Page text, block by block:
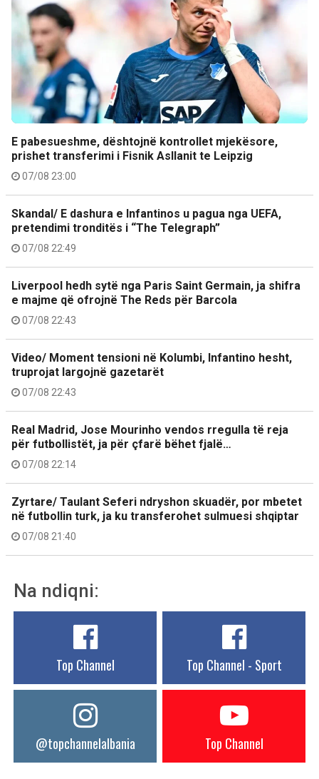
E pabesueshme, dështojnë kontrollet mjekësore,
prishet transferimi i Fisnik Asllanit te Leipzig
07/08 23:00
Skandal/ E dashura e Infantinos u pagua nga UEFA,
pretendimi tronditës i “The Telegraph”
07/08 22:49
Liverpool hedh sytë nga Paris Saint Germain, ja shifra
e majme që ofrojnë The Reds për Barcola
07/08 22:43
Video/ Moment tensioni në Kolumbi, Infantino hesht,
truprojat largojnë gazetarët
07/08 22:43
Real Madrid, Jose Mourinho vendos rregulla të reja
për futbollistët, ja për çfarë bëhet fjalë…
07/08 22:14
Zyrtare/ Taulant Seferi ndryshon skuadër, por mbetet
në futbollin turk, ja ku transferohet sulmuesi shqiptar
07/08 21:40
Na ndiqni:
Top Channel Top Channel - Sport
@topchannelalbania Top Channel